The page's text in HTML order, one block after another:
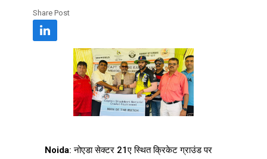
Share Post
Noida: नोएडा सेक्टर 21ए स्थित क्रिकेट ग्राउंड पर